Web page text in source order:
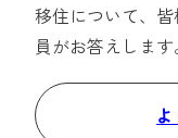
移住について、
員がお答えします